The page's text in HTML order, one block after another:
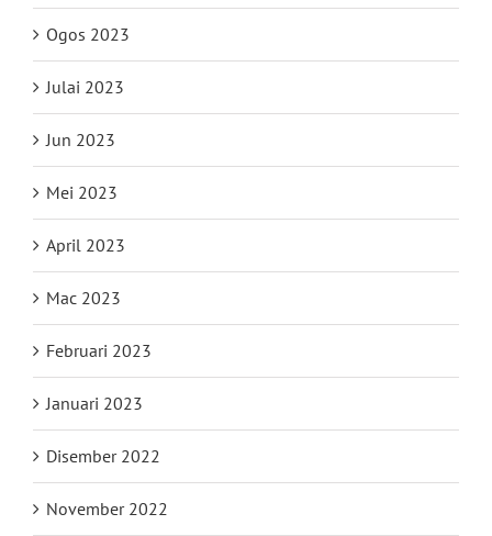
Ogos 2023
Julai 2023
Jun 2023
Mei 2023
April 2023
Mac 2023
Februari 2023
Januari 2023
Disember 2022
November 2022